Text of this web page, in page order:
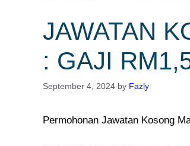
JAWATAN
: GAJI
September 4, 2024 by Fazly
Permohonan Jawatan Kosong